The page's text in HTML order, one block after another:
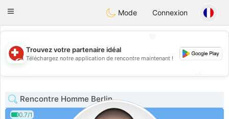
Suissi
Toggle
Mode Connexion
💖
💕
Trouvez votre partenaire idéal
Téléchargez notre application de rencontre maintenant !
Rencontre Homme Berlin
0.7/1